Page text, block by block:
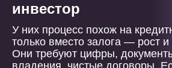
инвестор
У них процесс похож на
только вместо залога — рост
Они требуют цифры,
владения, чистые договоры.